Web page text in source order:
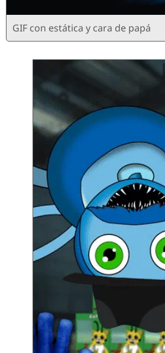
GIF con estática y cara de papá